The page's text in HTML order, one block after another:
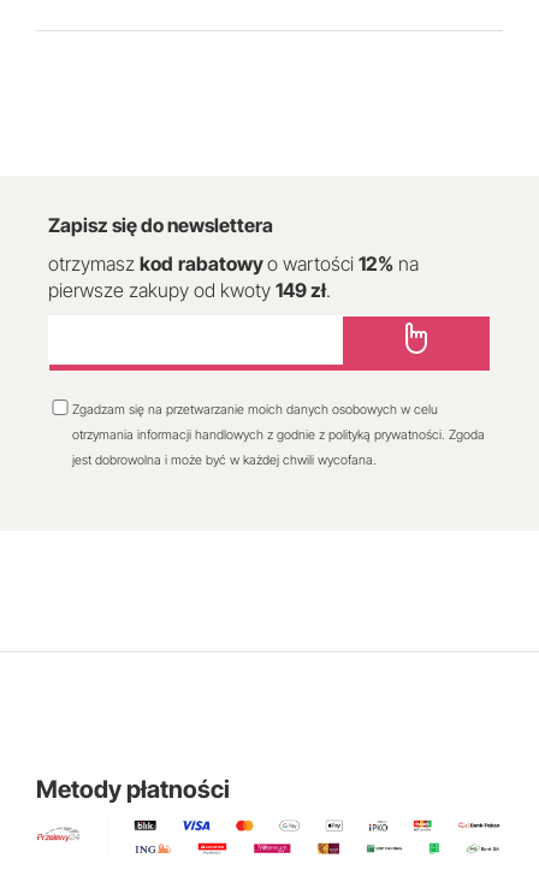
Zapisz się do newslettera
otrzymasz kod rabatowyo wartości 12% na
pierwsze zakupy od kwoty 149 zł.
Zgadzam się na przetwarzanie moich danych osobowych w celu
otrzymania informacji handlowych z godnie z polityką prywatności. Zgoda
jest dobrowolna i może być w każdej chwili wycofana.
Metody płatności